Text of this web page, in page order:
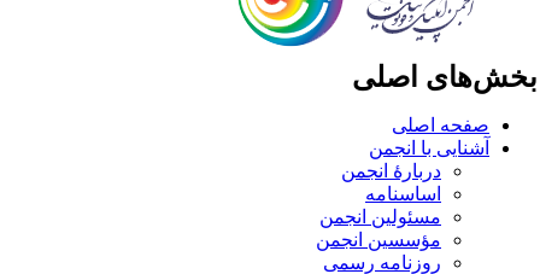
اصلی
صفحه اصلی
آشنایی با انجمن
دربارۀ انجمن
اساسنامه
مسئولین انجمن
مؤسسین انجمن
روزنامه رسمی